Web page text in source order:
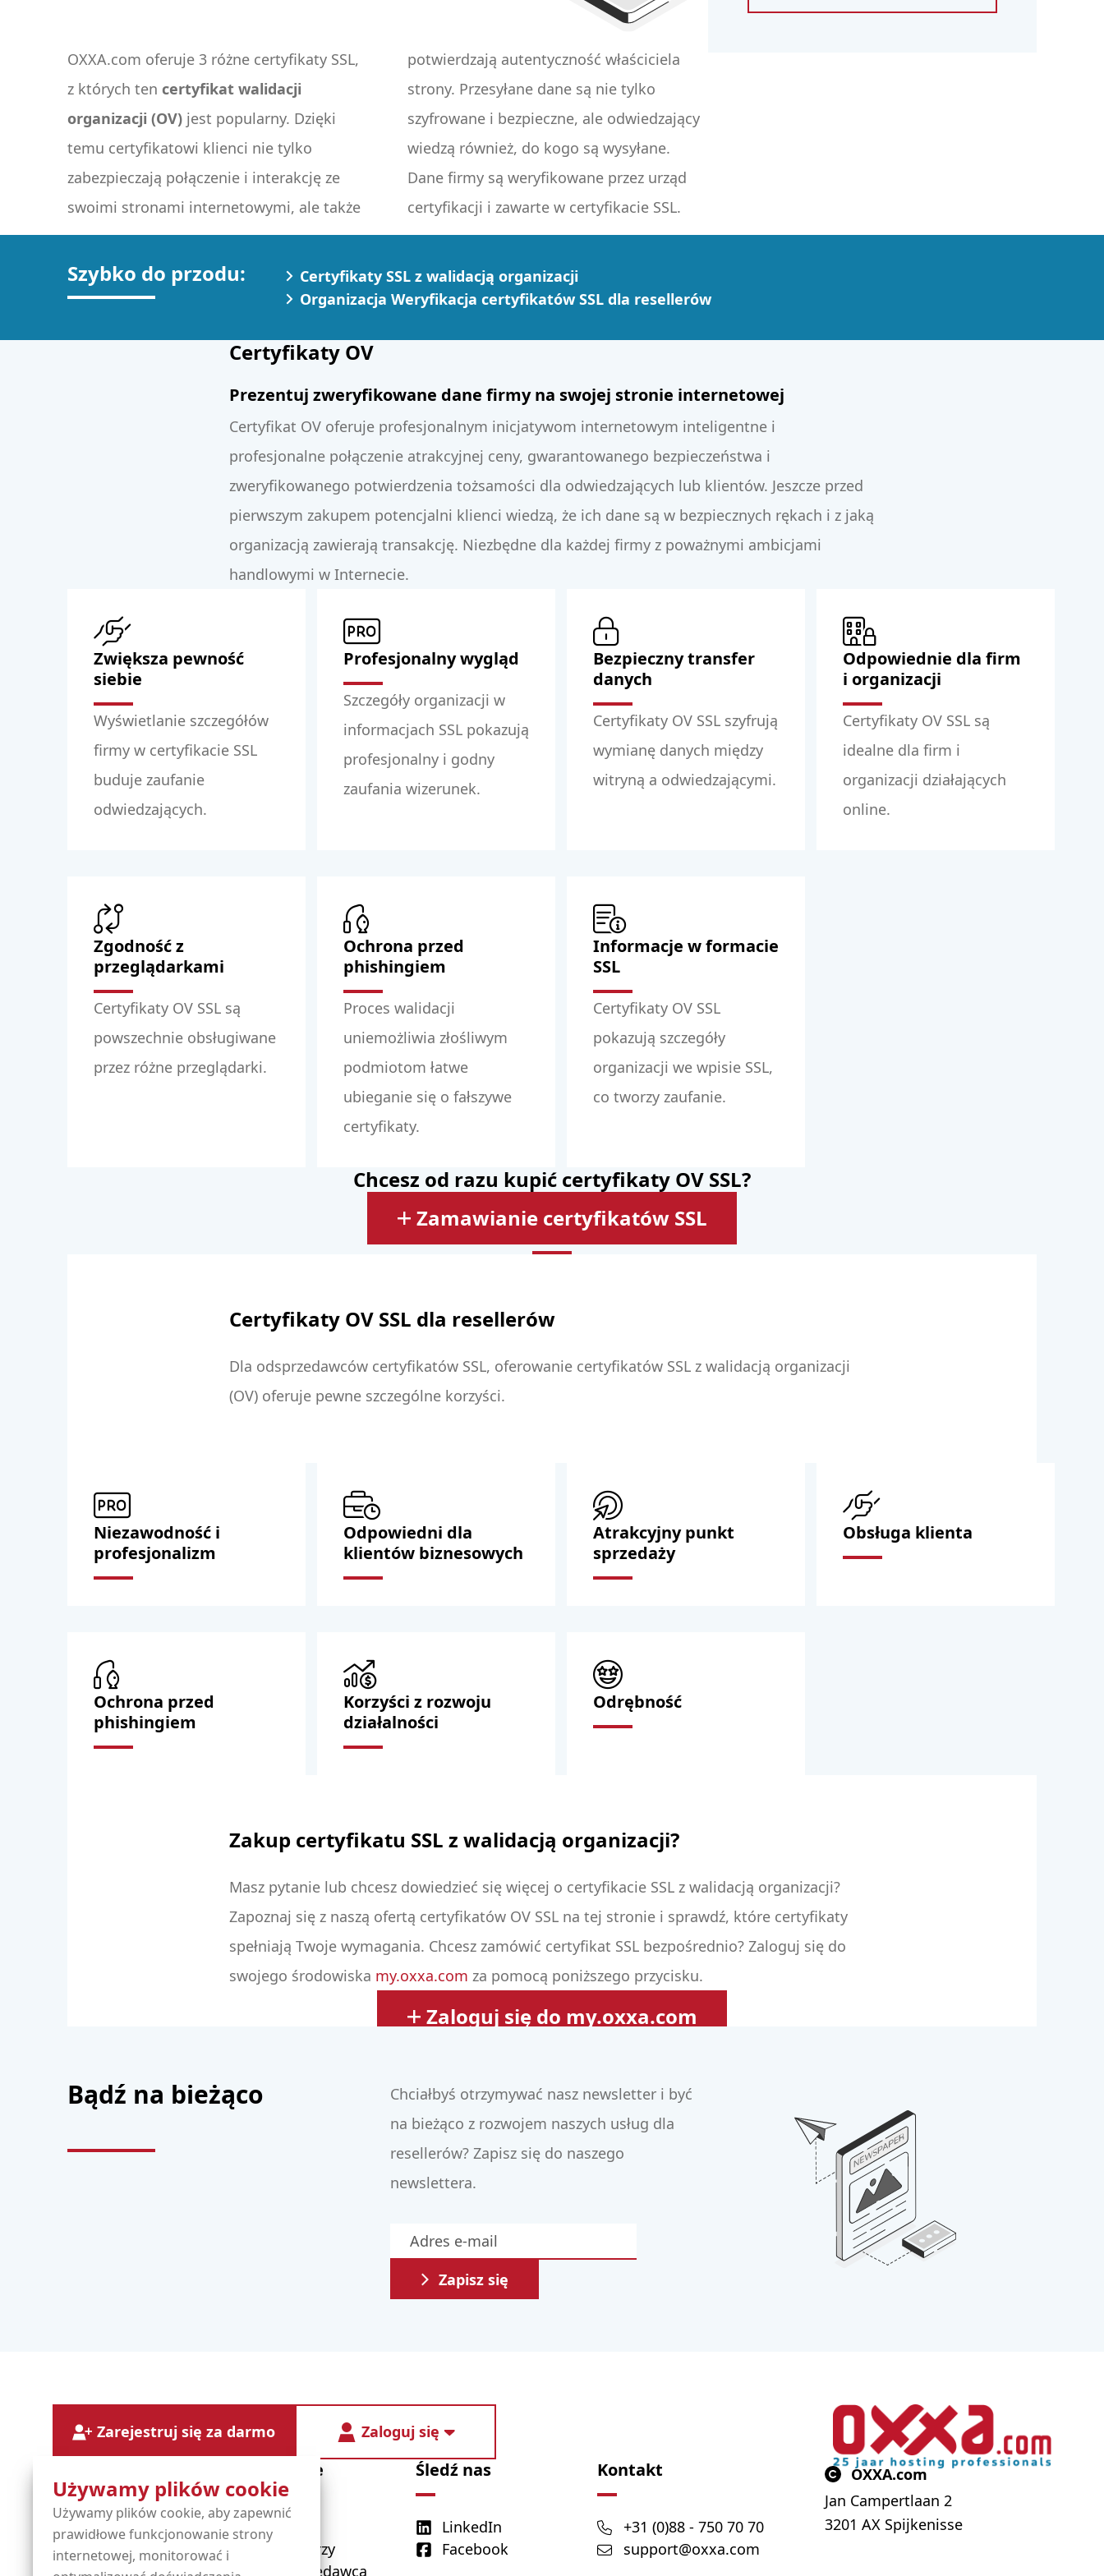
Używamy plików cookie
Używamy plików cookie, aby zapewnić
prawidłowe funkcjonowanie strony
internetowej, monitorować i
OXXA.com oferuje 3 różne certyfikaty SSL,
z których ten certyfikat walidacji
organizacji (OV) jest popularny. Dzięki
temu certyfikatowi klienci nie tylko
zabezpieczają połączenie i interakcję ze
swoimi stronami internetowymi, ale także
potwierdzają autentyczność właściciela
strony. Przesyłane dane są nie tylko
szyfrowane i bezpieczne, ale odwiedzający
wiedzą również, do kogo są wysyłane.
Dane firmy są weryfikowane przez urząd
certyfikacji i zawarte w certyfikacie SSL.
Szybko do przodu:
Certyfikaty SSL z walidacją organizacji
Organizacja Weryfikacja certyfikatów SSL dla resellerów
Certyfikaty OV
Prezentuj zweryfikowane dane firmy na swojej stronie internetowej
Certyfikat OV oferuje profesjonalnym inicjatywom internetowym inteligentne i
profesjonalne połączenie atrakcyjnej ceny, gwarantowanego bezpieczeństwa i
zweryfikowanego potwierdzenia tożsamości dla odwiedzających lub klientów. Jeszcze przed
pierwszym zakupem potencjalni klienci wiedzą, że ich dane są w bezpiecznych rękach i z jaką
organizacją zawierają transakcję. Niezbędne dla każdej firmy z poważnymi ambicjami
handlowymi w Internecie.
Zwiększa pewność
siebie
Wyświetlanie szczegółów
firmy w certyfikacie SSL
buduje zaufanie
odwiedzających.
Profesjonalny wygląd
Szczegóły organizacji w
informacjach SSL pokazują
profesjonalny i godny
zaufania wizerunek.
Bezpieczny transfer
danych
Certyfikaty OV SSL szyfrują
wymianę danych między
witryną a odwiedzającymi.
Odpowiednie dla firm
i organizacji
Certyfikaty OV SSL są
idealne dla firm i
organizacji działających
online.
Zgodność z
przeglądarkami
Certyfikaty OV SSL są
powszechnie obsługiwane
przez różne przeglądarki.
Ochrona przed
phishingiem
Proces walidacji
uniemożliwia złośliwym
podmiotom łatwe
ubieganie się o fałszywe
certyfikaty.
Informacje w formacie
SSL
Certyfikaty OV SSL
pokazują szczegóły
organizacji we wpisie SSL,
co tworzy zaufanie.
Chcesz od razu kupić certyfikaty OV SSL?
Zamawianie certyfikatów SSL
Certyfikaty OV SSL dla resellerów
Dla odsprzedawców certyfikatów SSL, oferowanie certyfikatów SSL z walidacją organizacji
(OV) oferuje pewne szczególne korzyści.
Niezawodność i
profesjonalizm
Odpowiedni dla
klientów biznesowych
Atrakcyjny punkt
sprzedaży
Obsługa klienta
Ochrona przed
phishingiem
Korzyści z rozwoju
działalności
Odrębność
Zakup certyfikatu SSL z walidacją organizacji?
Masz pytanie lub chcesz dowiedzieć się więcej o certyfikacie SSL z walidacją organizacji?
Zapoznaj się z naszą ofertą certyfikatów OV SSL na tej stronie i sprawdź, które certyfikaty
spełniają Twoje wymagania. Chcesz zamówić certyfikat SSL bezpośrednio? Zaloguj się do
swojego środowiska my.oxxa.com za pomocą poniższego przycisku.
Zaloguj się do my.oxxa.com
Bądź na bieżąco
Chciałbyś otrzymywać nasz newsletter i być
na bieżąco z rozwojem naszych usług dla
resellerów? Zapisz się do naszego
newslettera.
Zapisz się
Zarejestruj się za darmo Zaloguj się
Nazwy domen
Usługi zarządzane
Hosting
Informatie
O OXXA
Nasi partnerzy
Zostań sprzedawcą
Śledź nas
LinkedIn
Facebook
Kontakt
+31 (0)88 - 750 70 70
support@oxxa.com
OXXA.com
Jan Campertlaan 2
3201 AX Spijkenisse